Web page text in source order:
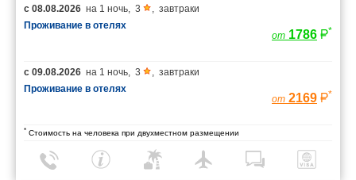
с 08.08.2026 на 1 ночь 3
завтраки
Проживание в отелях
от 1786 *
с 09.08.2026 на 1 ночь 3
завтраки
Проживание в отелях
от 2169 *
* Стоимость на человека при двухместном размещении